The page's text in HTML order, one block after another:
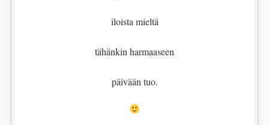
iloista mieltä
tähänkin harmaaseen
päivään tuo.